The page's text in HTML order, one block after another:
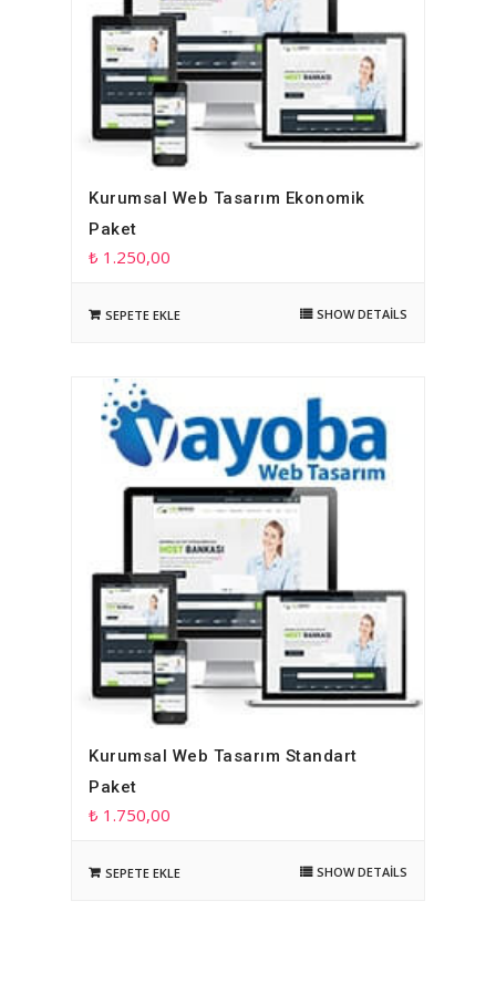
Kurumsal Web Tasarım Ekonomik
Paket
₺ 1.250,00
SEPETE EKLE SHOW DETAILS
Kurumsal Web Tasarım Standart
Paket
₺ 1.750,00
SEPETE EKLE SHOW DETAILS